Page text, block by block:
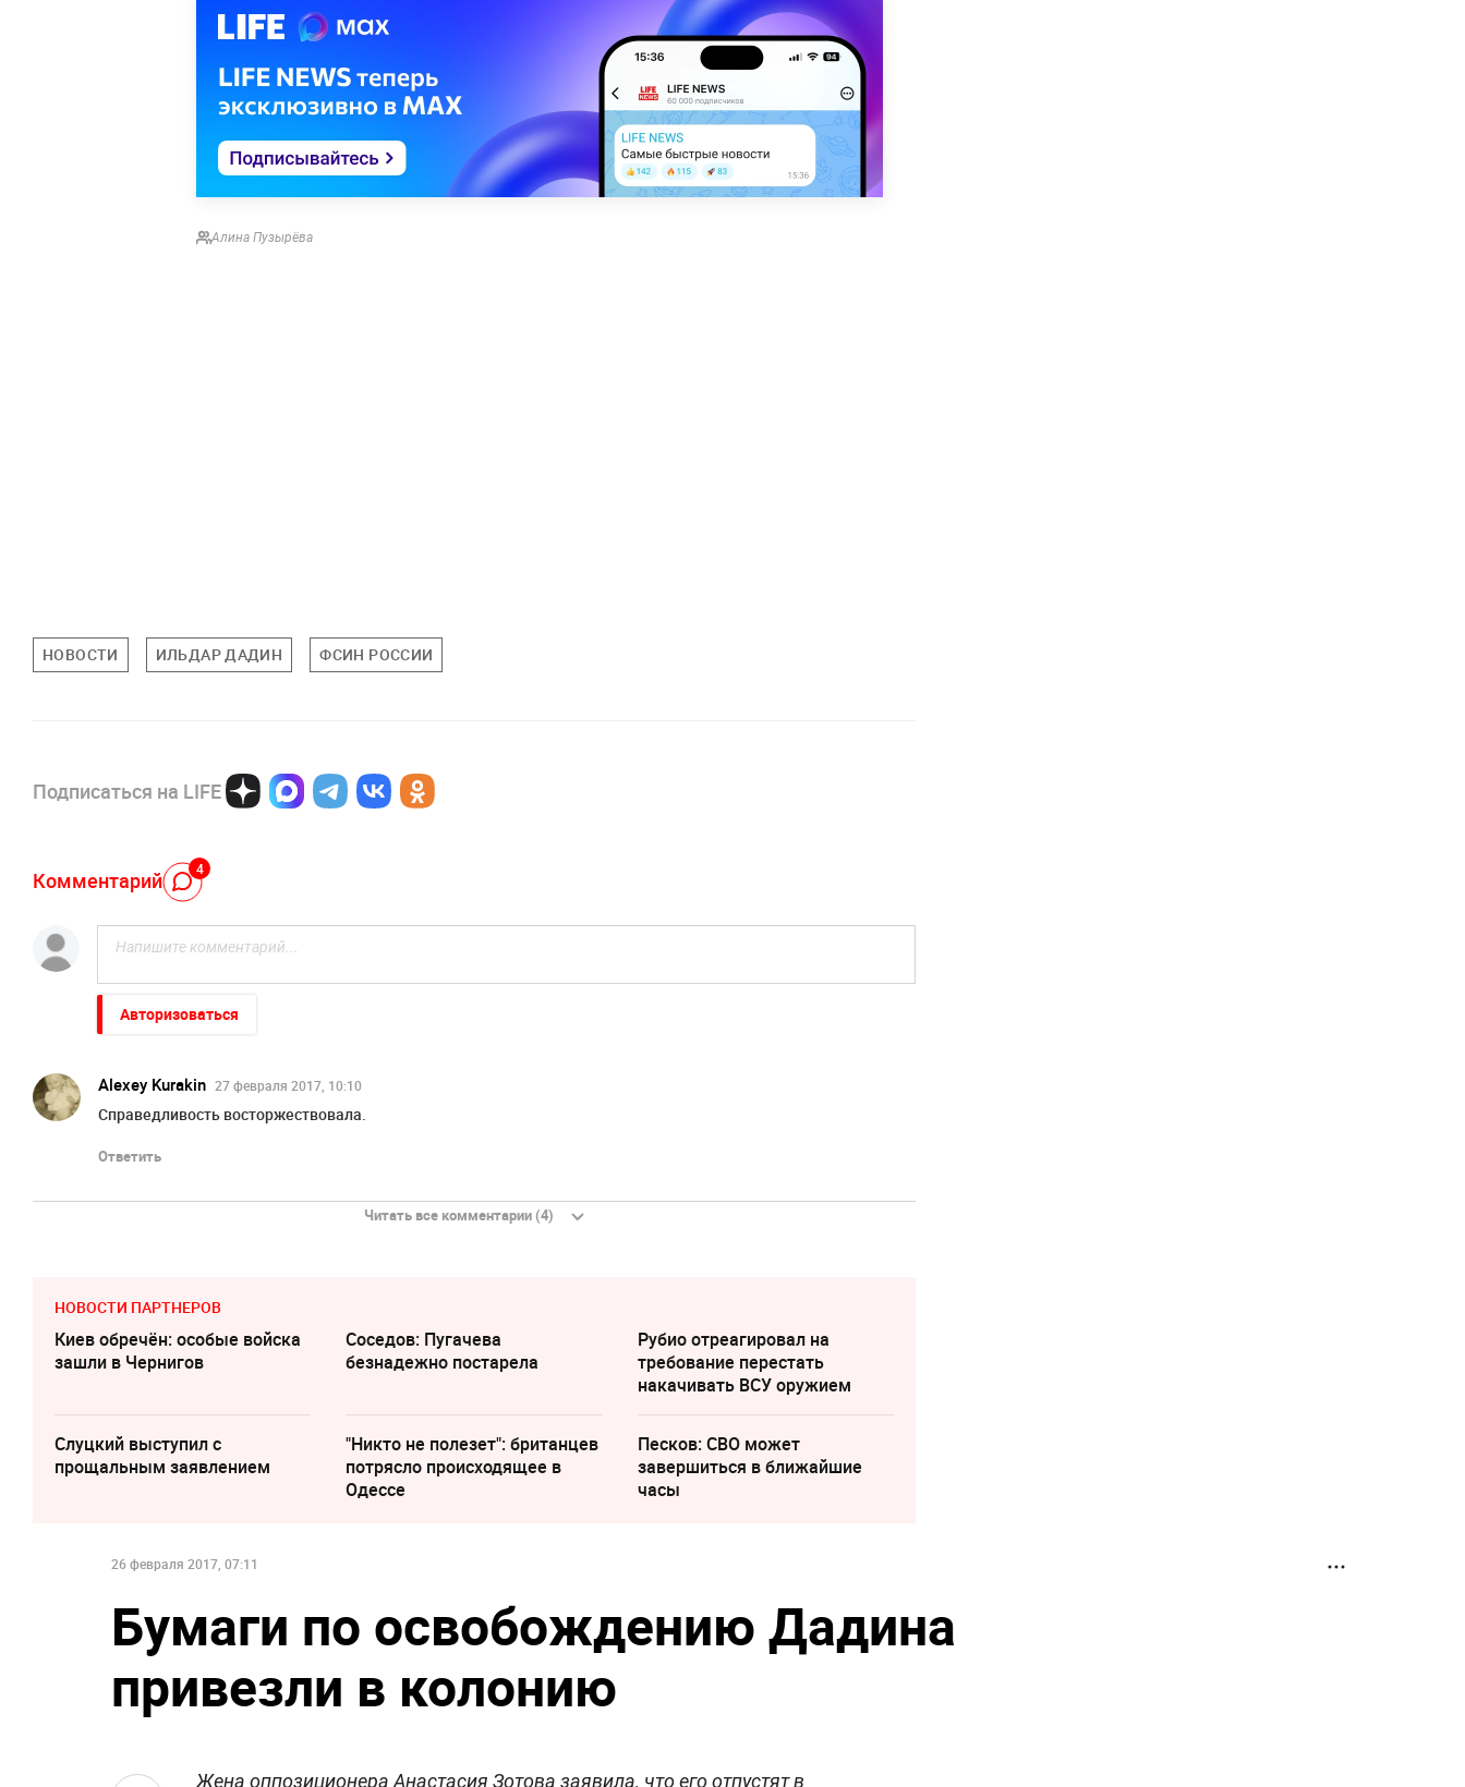
Алина Пузырёва
НОВОСТИ ИЛЬДАР ДАДИН ФСИН РОССИИ
Подписаться на LIFE
Комментарий 4
Авторизоваться
Alexey Kurakin 27 февраля 2017, 10:10
Справедливость восторжествовала.
Ответить
Читать все комментарии (4)
НОВОСТИ ПАРТНЕРОВ
Киев обречён: особые войска
зашли в Чернигов
Соседов: Пугачева
безнадежно постарела
Рубио отреагировал на
требование перестать
накачивать ВСУ оружием
Слуцкий выступил с
прощальным заявлением
"Никто не полезет": британцев
потрясло происходящее в
Одессе
Песков: СВО может
завершиться в ближайшие
часы
26 февраля 2017, 07:11
Бумаги по освобождению Дадина
привезли в колонию
Жена оппозиционера Анастасия Зотова заявила, что его отпустят в